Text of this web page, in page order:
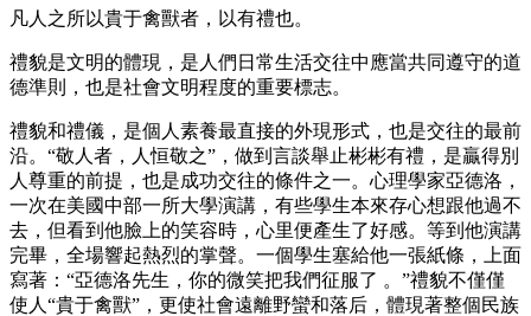
凡人之所以貴于禽獸者，以有禮也。
禮貌是文明的體現，是人們日常生活交往中應當共同遵守的道
德準則，也是社會文明程度的重要標志。
禮貌和禮儀，是個人素養最直接的外現形式，也是交往的最前
沿。“敬人者，人恒敬之”，做到言談舉止彬彬有禮，是贏得別
人尊重的前提，也是成功交往的條件之一。心理學家亞德洛，
一次在美國中部一所大學演講，有些學生本來存心想跟他過不
去，但看到他臉上的笑容時，心里便產生了好感。等到他演講
完畢，全場響起熱烈的掌聲。一個學生塞給他一張紙條，上面
寫著：“亞德洛先生，你的微笑把我們征服了 。”禮貌不僅僅
使人“貴于禽獸”，更使社會遠離野蠻和落后，體現著整個民族